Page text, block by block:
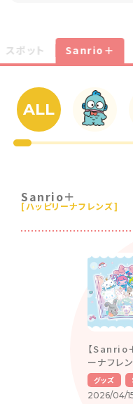
スポット Sanrio＋
ALL
Sanrio＋
[ハッピリーナフレンズ]
【Sanrio
ーナフレ
グッズ
2026/04/